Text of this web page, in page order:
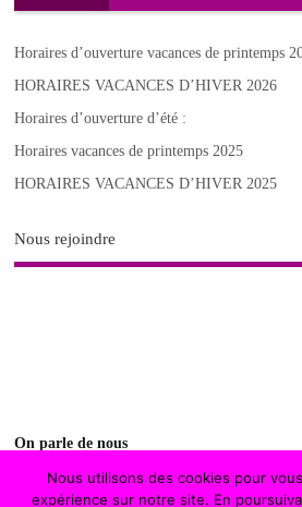
Horaires d’ouverture vacances de printemps
HORAIRES VACANCES D’HIVER 2026
Horaires d’ouverture d’été :
Horaires vacances de printemps 2025
HORAIRES VACANCES D’HIVER 2025
Nous rejoindre
On parle de nous
fontenay magazine
Nous utilisons des cookies pour
expérience sur notre site. En